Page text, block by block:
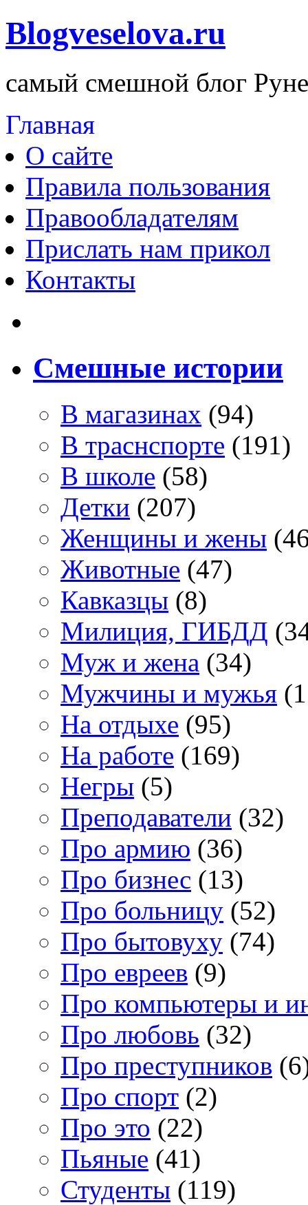
Blogveselova.ru
самый смешной блог
Главная
О сайте
Правила пользования
Правообладателям
Прислать нам прикол
Контакты
Смешные истории
В магазинах (94)
В траснспорте (191)
В школе (58)
Детки (207)
Женщины и жены
Животные (47)
Кавказцы (8)
Милиция, ГИБДД
Муж и жена (34)
Мужчины и мужья
На отдыхе (95)
На работе (169)
Негры (5)
Преподаватели (32)
Про армию (36)
Про бизнес (13)
Про больницу (52)
Про бытовуху (74)
Про евреев (9)
Про компьютеры и
Про любовь (32)
Про преступников
Про спорт (2)
Про это (22)
Пьяные (41)
Студенты (119)